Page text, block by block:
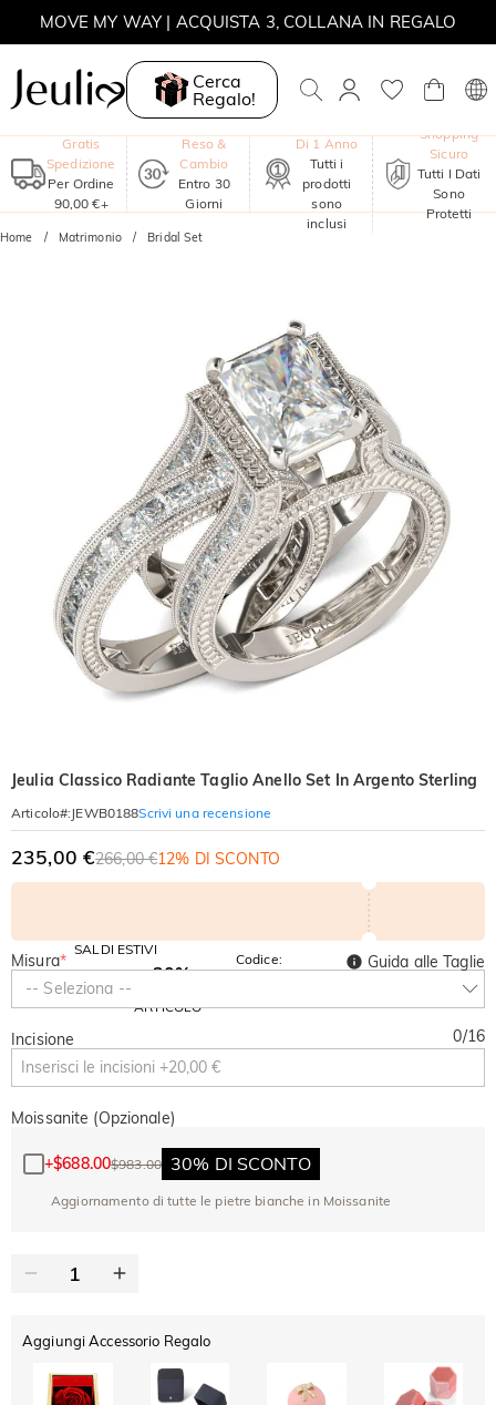
MOVE MY WAY | ACQUISTA 3, COLLANA IN REGALO
Cerca
Regalo!
Gratis
Spedizione
Per Ordine
90,00 €+
Reso &
Cambio
Entro 30
Giorni
Di 1 Anno
Tutti i
prodotti
sono
inclusi
Shopping
Sicuro
Tutti I Dati
Sono
Protetti
Home Matrimonio Bridal Set
Jeulia Classico Radiante Taglio Anello Set In Argento Sterling
Articolo#: JEWB0188Scrivi una recensione
235,00 €266,00 €12% DI SCONTO
SALDI ESTIVI
-10%
SU TUTTO
-30%
ARTICOLO
Codice:
SUMMER
Misura*
-- Seleziona --
Guida alle Taglie
Incisione 0/16
Moissanite (Opzionale)
+$688.00$983.00 30% DI SCONTO
Aggiornamento di tutte le pietre bianche in Moissanite
Aggiungi Accessorio Regalo